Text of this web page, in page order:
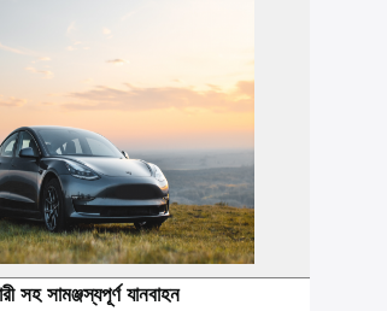
সহ সামঞ্জস্যপূর্ণ যানবাহন